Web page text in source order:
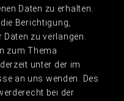
Daten zu erhalten.
Berichtigung,
zu verlangen.
zum Thema
unter der im
an uns wenden. Des
bei der